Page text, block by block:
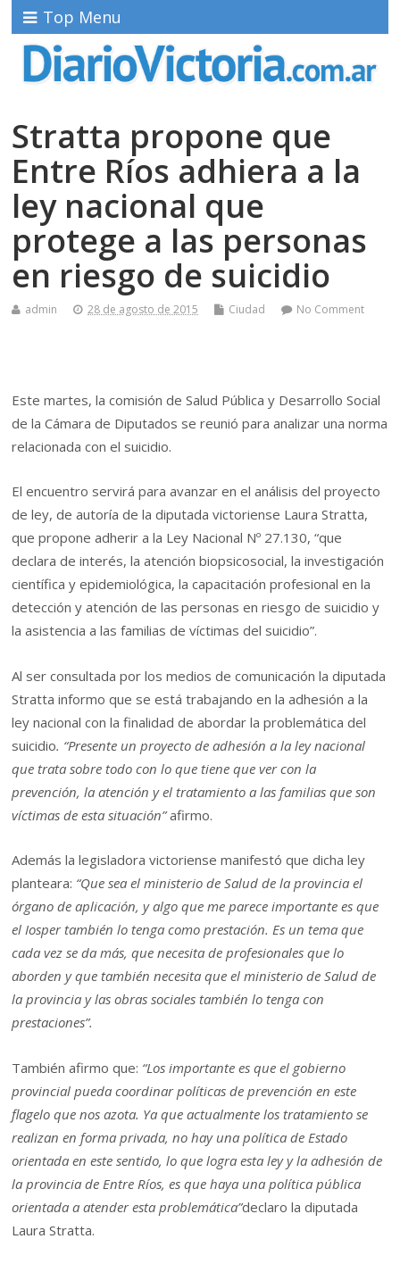
Top Menu
Stratta propone que
Entre Ríos adhiera a la
ley nacional que
protege a las personas
en riesgo de suicidio
admin 28 de agosto de 2015 Ciudad No Comment
Este martes, la comisión de Salud Pública y Desarrollo Social
de la Cámara de Diputados se reunió para analizar una norma
relacionada con el suicidio.
El encuentro servirá para avanzar en el análisis del proyecto
de ley, de autoría de la diputada victoriense Laura Stratta,
que propone adherir a la Ley Nacional Nº 27.130, “que
declara de interés, la atención biopsicosocial, la investigación
científica y epidemiológica, la capacitación profesional en la
detección y atención de las personas en riesgo de suicidio y
la asistencia a las familias de víctimas del suicidio”.
Al ser consultada por los medios de comunicación la diputada
Stratta informo que se está trabajando en la adhesión a la
ley nacional con la finalidad de abordar la problemática del
suicidio. “Presente un proyecto de adhesión a la ley nacional
que trata sobre todo con lo que tiene que ver con la
prevención, la atención y el tratamiento a las familias que son
víctimas de esta situación”afirmo.
Además la legisladora victoriense manifestó que dicha ley
planteara: “Que sea el ministerio de Salud de la provincia el
órgano de aplicación, y algo que me parece importante es que
el Iosper también lo tenga como prestación. Es un tema que
cada vez se da más, que necesita de profesionales que lo
aborden y que también necesita que el ministerio de Salud de
la provincia y las obras sociales también lo tenga con
prestaciones”.
También afirmo que: “Los importante es que el gobierno
provincial pueda coordinar políticas de prevención en este
flagelo que nos azota. Ya que actualmente los tratamiento se
realizan en forma privada, no hay una política de Estado
orientada en este sentido, lo que logra esta ley y la adhesión de
la provincia de Entre Ríos, es que haya una política pública
orientada a atender esta problemática”declaro la diputada
Laura Stratta.